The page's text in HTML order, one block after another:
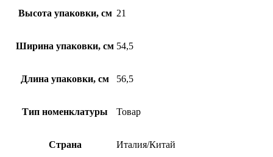
Высота упаковки, см 21
Ширина упаковки, см 54,5
Длина упаковки, см 56,5
Тип номенклатуры Товар
Страна Италия/Китай